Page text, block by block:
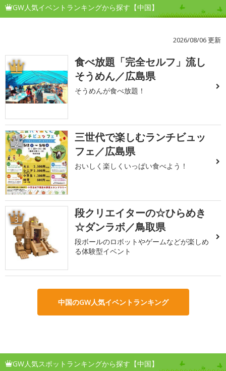
GW人気イベントランキングから探す【中国】
2026/08/06 更新
1
食べ放題「完全セルフ」流し
そうめん／広島県
そうめんが食べ放題！
2
三世代で楽しむランチビュッ
フェ／広島県
おいしく楽しくいっぱい食べよう！
3
段クリエイターの☆ひらめき
☆ダンラボ／鳥取県
段ボールのロボットやゲームなどが楽しめ
る体験型イベント
中国のGW人気イベントランキング
GW人気スポットランキングから探す【中国】